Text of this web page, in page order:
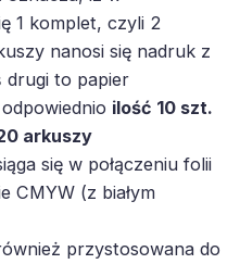
1 komplet, czyli 2
nanosi się nadruk z
drugi to papier
ilość 10 szt.
arkuszy
się w połączeniu folii
CMYW (z białym
przystosowana do